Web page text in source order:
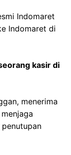
Indomaret
Indomaret di
kasir di
menerima